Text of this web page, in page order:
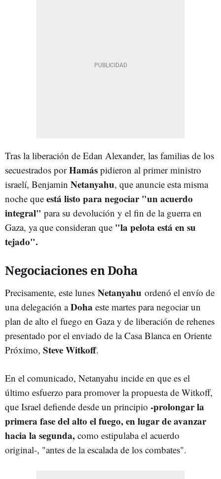
Tras la liberación de Edan Alexander, las familias de los
secuestrados porHamás pidieron al primer ministro
israelí, Benjamin Netanyahu, que anuncie esta misma
noche que está listo para negociar "un acuerdo
integral" para su devolución y el fin de la guerra en
Gaza, ya que consideran que "la pelota está en su
tejado".
Negociaciones en Doha
Precisamente, este lunes Netanyahu ordenó el envío de
una delegación aDoha este martes para negociar un
plan de alto el fuego en Gaza y de liberación de rehenes
presentado por el enviado de la Casa Blanca en Oriente
Próximo, Steve Witkoff.
En el comunicado, Netanyahu incide en que es el
último esfuerzo para promover la propuesta de Witkoff,
que Israel defiende desde un principio -prolongar la
primera fase del alto el fuego, en lugar de avanzar
hacia la segunda, como estipulaba el acuerdo
original-, "antes de la escalada de los combates".